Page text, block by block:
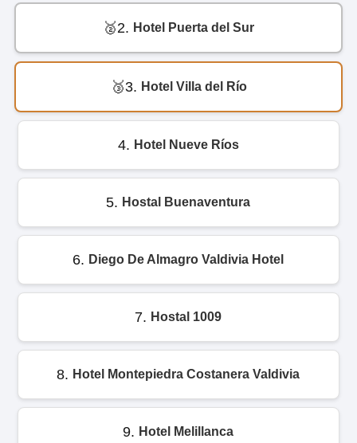
2. Hotel Puerta del Sur
3. Hotel Villa del Río
4. Hotel Nueve Ríos
5. Hostal Buenaventura
6. Diego De Almagro Valdivia Hotel
7. Hostal 1009
8. Hotel Montepiedra Costanera Valdivia
9. Hotel Melillanca